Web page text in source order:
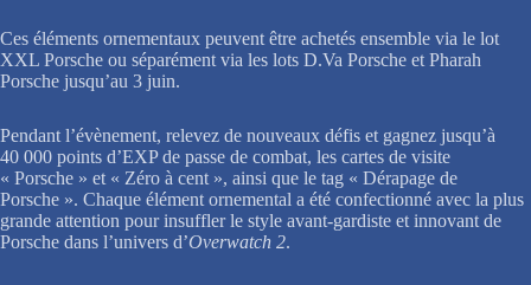
Ces éléments ornementaux peuvent être achetés ensemble via le lot
XXL Porsche ou séparément via les lots D.Va Porsche et Pharah
Porsche jusqu’au 3 juin.
Pendant l’évènement, relevez de nouveaux défis et gagnez jusqu’à
40 000 points d’EXP de passe de combat, les cartes de visite
« Porsche » et « Zéro à cent », ainsi que le tag « Dérapage de
Porsche ». Chaque élément ornemental a été confectionné avec la plus
grande attention pour insuffler le style avant-gardiste et innovant de
Porsche dans l’univers d’Overwatch 2.